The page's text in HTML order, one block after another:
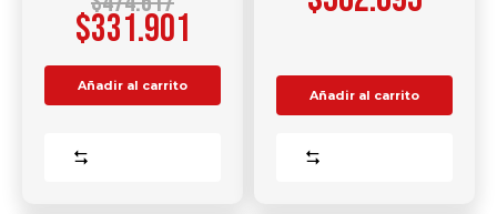
$331.901
Añadir al carrito
Añadir al carrito